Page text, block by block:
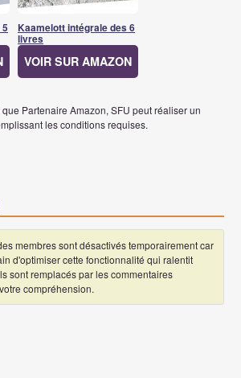
Kaamelott intégrale des 6
livres
VOIR SUR AMAZON
Partenaire Amazon, SFU peut réaliser un
les conditions requises.
membres sont désactivés temporairement car
d'optimiser cette fonctionnalité qui ralentit
sont remplacés par les commentaires
compréhension.